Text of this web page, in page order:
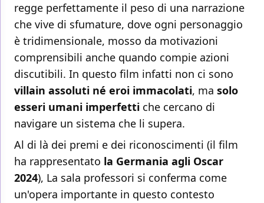
regge perfettamente il peso di una narrazione
che vive di sfumature, dove ogni personaggio
è tridimensionale, mosso da motivazioni
comprensibili anche quando compie azioni
discutibili. In questo film infatti non ci sono
villain assoluti né eroi immacolati, ma solo
esseri umani imperfetti che cercano di
navigare un sistema che li supera.
Al di là dei premi e dei riconoscimenti (il film
ha rappresentato la Germania agli Oscar
2024), La sala professori si conferma come
un'opera importante in questo contesto